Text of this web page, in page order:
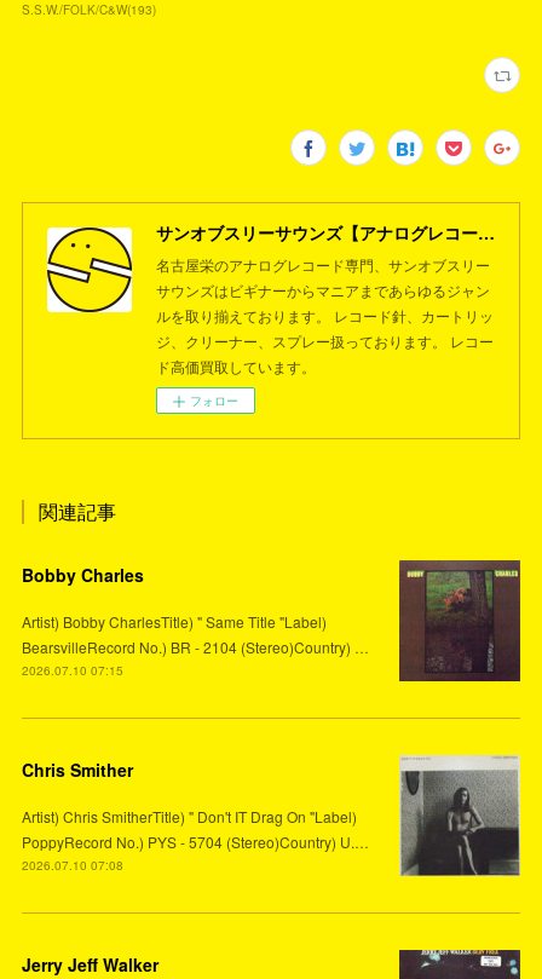
S.S.W./FOLK/C&W(193)
サンオブスリーサウンズ【アナログレコード専門店】名古屋栄
名古屋栄のアナログレコード専門、サンオブスリー
サウンズはビギナーからマニアまであらゆるジャン
ルを取り揃えております。 レコード針、カートリッ
ジ、クリーナー、スプレー扱っております。 レコー
ド高価買取しています。
フォロー
関連記事
Bobby Charles
Artist) Bobby CharlesTitle) " Same Title "Label)
BearsvilleRecord No.) BR - 2104 (Stereo)Country) …
2026.07.10 07:15
Chris Smither
Artist) Chris SmitherTitle) " Don't IT Drag On "Label)
PoppyRecord No.) PYS - 5704 (Stereo)Country) U.…
2026.07.10 07:08
Jerry Jeff Walker